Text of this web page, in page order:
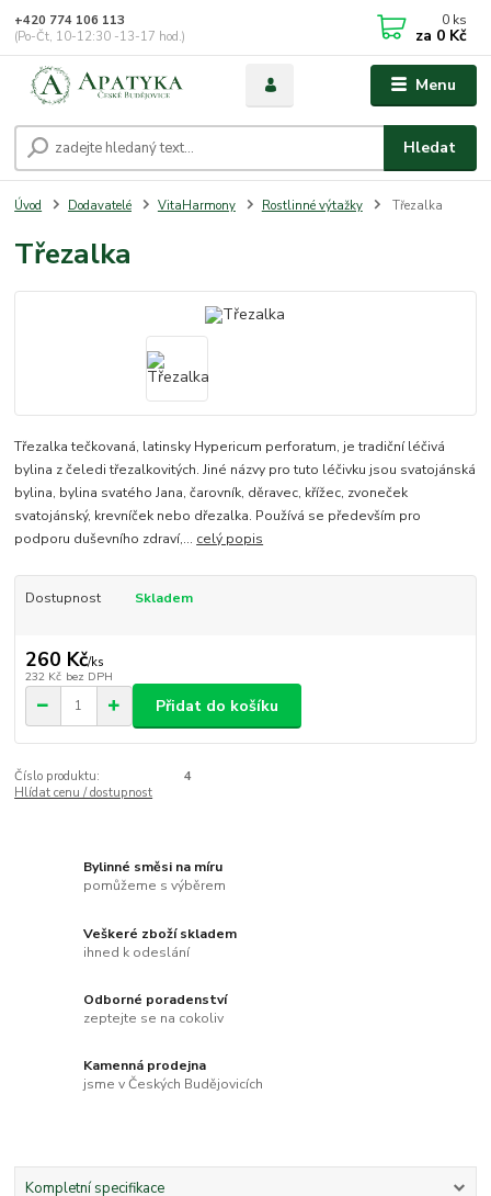
Menu
Hledat
+420 774 106 113
(Po-Čt, 10-12:30 -13-17 hod.)
0 ks
za 0 Kč
Úvod Dodavatelé VitaHarmony Rostlinné výtažky Třezalka
Třezalka
Třezalka tečkovaná, latinsky Hypericum perforatum, je tradiční léčivá
bylina z čeledi třezalkovitých. Jiné názvy pro tuto léčivku jsou svatojánská
bylina, bylina svatého Jana, čarovník, děravec, křížec, zvoneček
svatojánský, krevníček nebo dřezalka. Používá se především pro
podporu duševního zdraví,... celý popis
Dostupnost Skladem
260 Kč/ks
232 Kč bez DPH
Přidat do košíku
Číslo produktu:
4
Hlídat cenu / dostupnost
Bylinné směsi na míru
pomůžeme s výběrem
Veškeré zboží skladem
ihned k odeslání
Odborné poradenství
zeptejte se na cokoliv
Kamenná prodejna
jsme v Českých Budějovicích
Kompletní specifikace